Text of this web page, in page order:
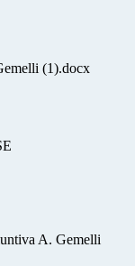
(1).docx
A. Gemelli